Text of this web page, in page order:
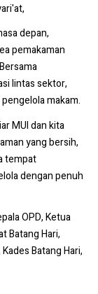
depan,
pemakaman
lintas sektor,
makam.
MUI dan kita
yang bersih,
tempat
dengan penuh
OPD, Ketua
Batang Hari,
Batang Hari,